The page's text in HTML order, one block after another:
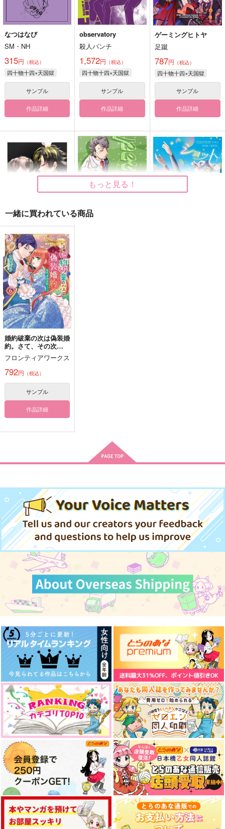
なつはなび
SM・NH
315円 （税込）
四十物十四×天国獄
サンプル
作品詳細
observatory
殺人パンチ
1,572円 （税込）
四十物十四×天国獄
サンプル
作品詳細
ゲーミングヒトヤ
足蹴
787円 （税込）
四十物十四×天国獄
サンプル
作品詳細
晴れた未来を見つめよ
う
おちゅちやたん
550円（税込）
四十物十四×天国獄
サンプル
作品詳細
スタンドバイミースタ
629 円（税込）
四十物十四×波羅夷空却
サンプル
作品詳細
虚ろの花
1,100円（税込）
シルヴァン
サンプル
お着に召すまま
787円（税込）
リンク×ゼルダ
サンプル
作品詳細
言葉はいらない
熱闘ジャンキー
1,100円（税込）
シルヴァン×イングリット
サンプル
作品詳細
MOFUMOFU
ななこや
787円（税込）
波羅夷空却×天国獄
サンプル
作品詳細
天国獄に勢めこみたい
生クリーム殴る
787円（税込）
×天国獄
サンプル
作品詳細
もっと見る！
一緒に買われている商品
婚約破棄の次は偽装婚
約。さて、その次
は……。 6
フロンティアワークス
792円 （税込）
サンプル
作品詳細